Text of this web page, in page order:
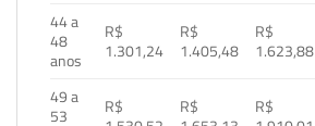
44 a
48
anos
R$
1.301,24
R$
1.405,48
R$
1.623,88
49 a
53
R$
R$
R$